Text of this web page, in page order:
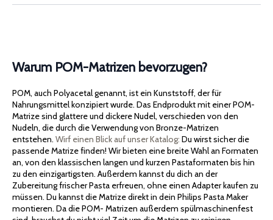
Warum POM-Matrizen bevorzugen?
POM, auch Polyacetal genannt, ist ein Kunststoff, der für
Nahrungsmittel konzipiert wurde. Das Endprodukt mit einer POM-
Matrize sind glattere und dickere Nudel, verschieden von den
Nudeln, die durch die Verwendung von Bronze-Matrizen
entstehen. Wirf einen Blick auf unser Katalog: Du wirst sicher die
passende Matrize finden! Wir bieten eine breite Wahl an Formaten
an, von den klassischen langen und kurzen Pastaformaten bis hin
zu den einzigartigsten. Außerdem kannst du dich an der
Zubereitung frischer Pasta erfreuen, ohne einen Adapter kaufen zu
müssen. Du kannst die Matrize direkt in dein Philips Pasta Maker
montieren. Da die POM- Matrizen außerdem spülmaschinenfest